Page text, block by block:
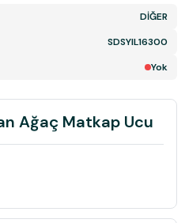
DİĞER
SDSYIL16300
Yok
Ağaç Matkap Ucu